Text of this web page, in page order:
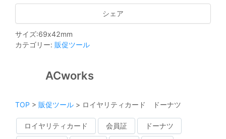
シェア
サイズ:69x42mm
カテゴリー: 販促ツール
ACworks
TOP > 販促ツール > ロイヤリティカード ドーナツ
ロイヤリティカード 会員証 ドーナツ